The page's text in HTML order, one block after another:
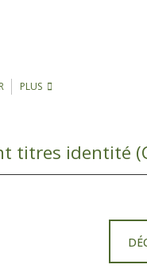
PLUS